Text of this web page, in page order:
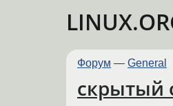
Форум — General
скрытый